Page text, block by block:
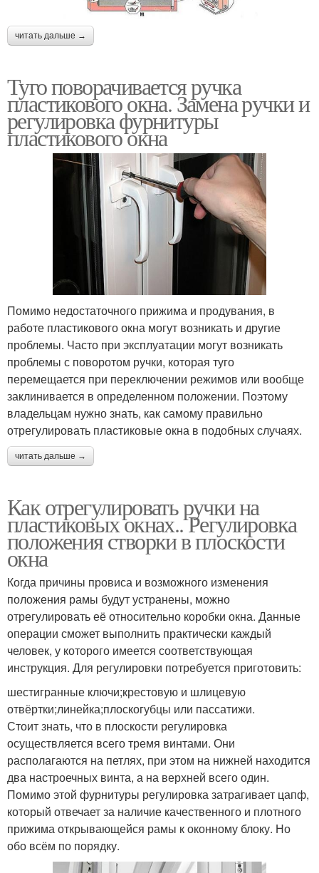
читать дальше →
Туго поворачивается ручка
пластикового окна. Замена ручки и
регулировка фурнитуры
пластикового окна
Помимо недостаточного прижима и продувания, в
работе пластикового окна могут возникать и другие
проблемы. Часто при эксплуатации могут возникать
проблемы с поворотом ручки, которая туго
перемещается при переключении режимов или вообще
заклинивается в определенном положении. Поэтому
владельцам нужно знать, как самому правильно
отрегулировать пластиковые окна в подобных случаях.
читать дальше →
Как отрегулировать ручки на
пластиковых окнах.. Регулировка
положения створки в плоскости
окна
Когда причины провиса и возможного изменения
положения рамы будут устранены, можно
отрегулировать её относительно коробки окна. Данные
операции сможет выполнить практически каждый
человек, у которого имеется соответствующая
инструкция. Для регулировки потребуется приготовить:
шестигранные ключи;крестовую и шлицевую
отвёртки;линейка;плоскогубцы или пассатижи.
Стоит знать, что в плоскости регулировка
осуществляется всего тремя винтами. Они
располагаются на петлях, при этом на нижней находится
два настроечных винта, а на верхней всего один.
Помимо этой фурнитуры регулировка затрагивает цапф,
который отвечает за наличие качественного и плотного
прижима открывающейся рамы к оконному блоку. Но
обо всём по порядку.